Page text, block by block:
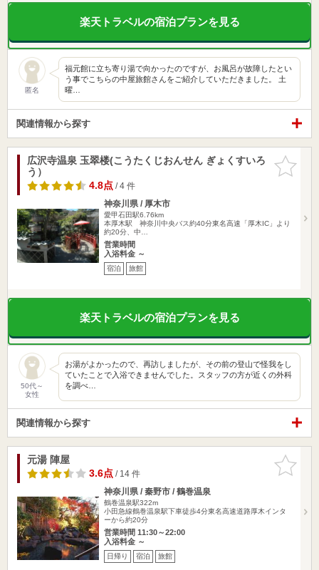
楽天トラベルの宿泊プランを見る
匿名
福元館に立ち寄り湯で向かったのですが、お風呂が故障したとい
う事でこちらの中屋旅館さんをご紹介していただきました。 土
曜…
関連情報から探す
お気に入
りに追加
広沢寺温泉 玉翠楼(こうたくじおんせん ぎょくすいろ
う）
4.8点/ 4 件
神奈川県 / 厚木市
愛甲石田駅6.76km
本厚木駅 神奈川中央バス約40分東名高速「厚木IC」より
約20分、中…
営業時間
入浴料金 ～
宿泊 旅館
楽天トラベルの宿泊プランを見る
50代～
女性
お湯がよかったので、再訪しましたが、その前の登山で怪我をし
ていたことで入浴できませんでした。スタッフの方が近くの外科
を調べ…
関連情報から探す
お気に入
りに追加
元湯 陣屋
3.6点/ 14 件
神奈川県 / 秦野市 / 鶴巻温泉
鶴巻温泉駅322m
小田急線鶴巻温泉駅下車徒歩4分東名高速道路厚木インタ
ーから約20分
営業時間 11:30～22:00
入浴料金 ～
日帰り 宿泊 旅館